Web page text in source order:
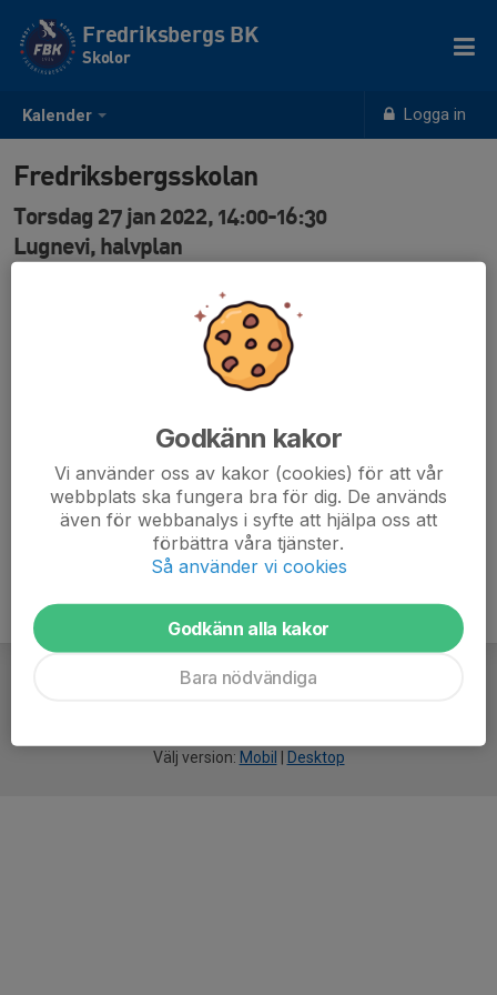
Kalender Logga in
Fredriksbergs BK
Skolor
Fredriksbergsskolan
Torsdag 27 jan 2022, 14:00-16:30
Lugnevi, halvplan
Välj version: Mobil Desktop
Godkänn kakor
Vi använder oss av kakor (cookies) för att vår
webbplats ska fungera bra för dig. De används
även för webbanalys i syfte att hjälpa oss att
förbättra våra tjänster.
Så använder vi cookies
Godkänn alla kakor
Bara nödvändiga